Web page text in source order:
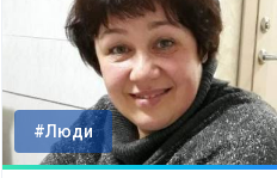
#Люди